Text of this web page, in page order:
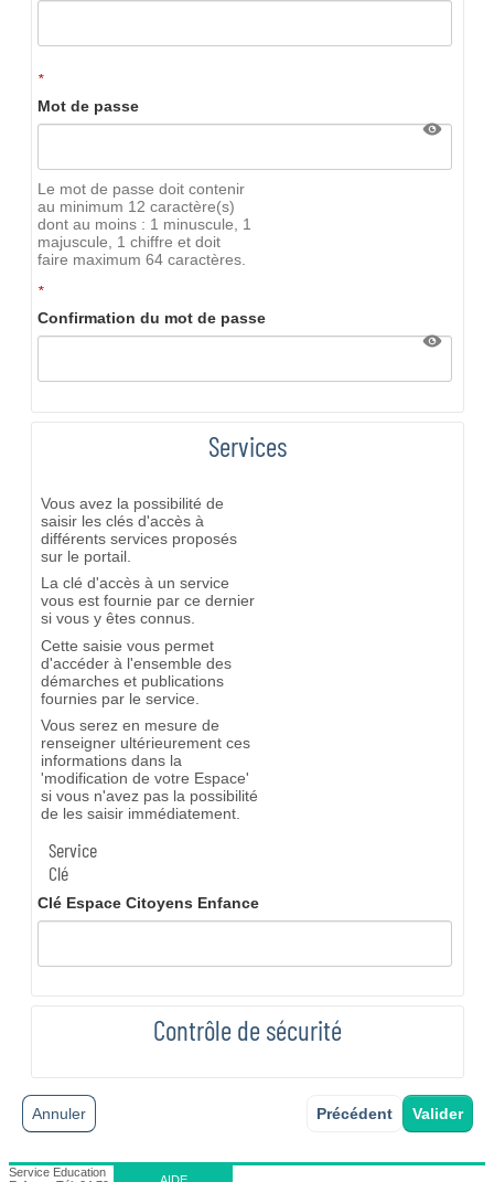
*
Mot de passe
Le mot de passe doit contenir
au minimum 12 caractère(s)
dont au moins : 1 minuscule, 1
majuscule, 1 chiffre et doit
faire maximum 64 caractères.
*
Confirmation du mot de passe
Services
Vous avez la possibilité de
saisir les clés d'accès à
différents services proposés
sur le portail.
La clé d'accès à un service
vous est fournie par ce dernier
si vous y êtes connus.
Cette saisie vous permet
d'accéder à l'ensemble des
démarches et publications
fournies par le service.
Vous serez en mesure de
renseigner ultérieurement ces
informations dans la
'modification de votre Espace'
si vous n'avez pas la possibilité
de les saisir immédiatement.
Service
Clé
Clé Espace Citoyens Enfance
Contrôle de sécurité
Précédent
Annuler
Service Education